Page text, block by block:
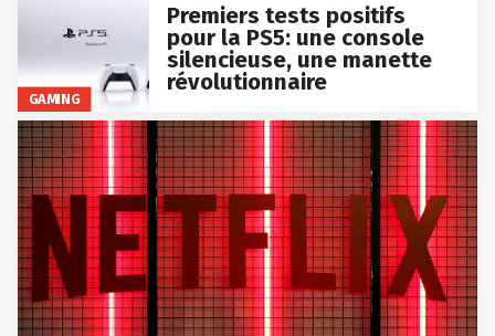
GAMING
Premiers tests positifs
pour la PS5: une console
silencieuse, une manette
révolutionnaire